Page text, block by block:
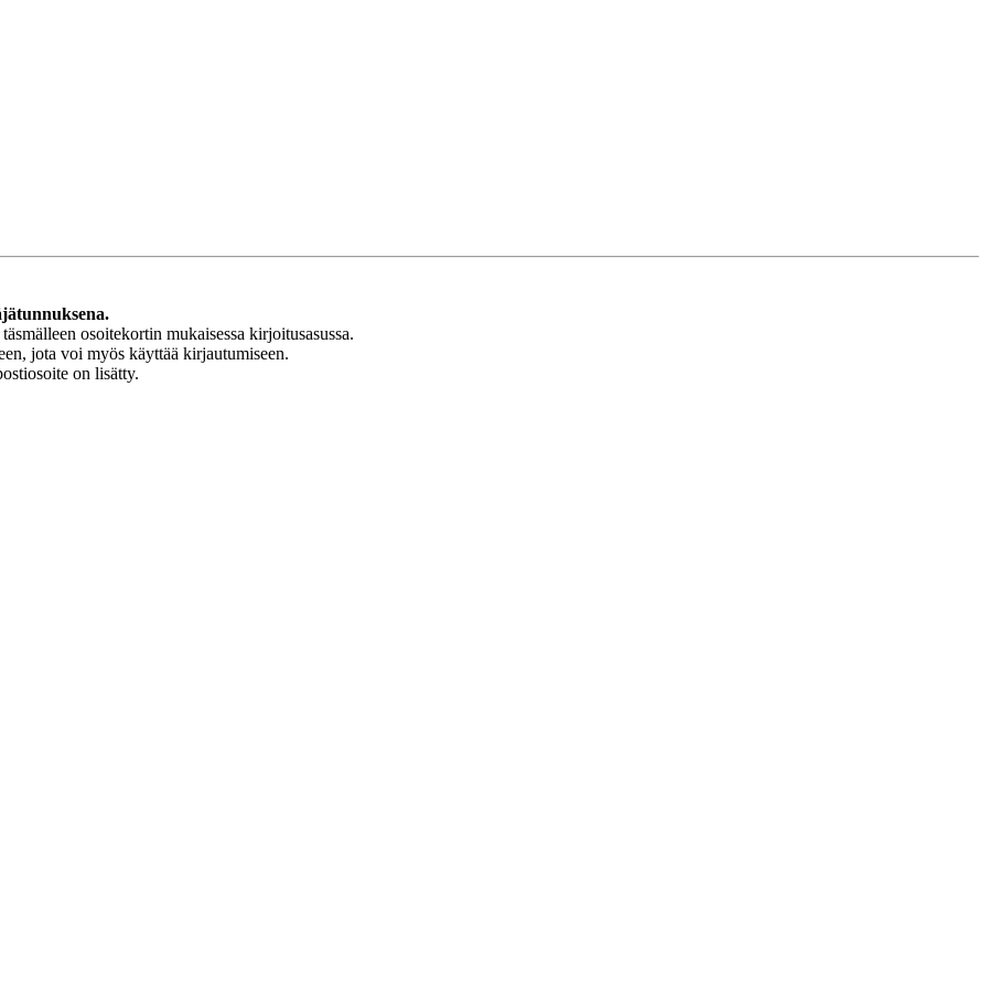
osoitekortin mukaisessa kirjoitusasussa.
jota voi myös käyttää kirjautumiseen.
on lisätty.